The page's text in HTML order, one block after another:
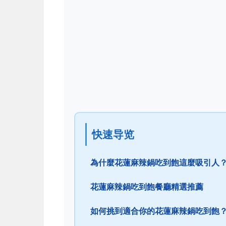
快速导览
為什麼花蓮麻辣鍋吃到飽這麼吸引人
花蓮麻辣鍋吃到飽餐廳精選推薦
如何挑到適合你的花蓮麻辣鍋吃到飽